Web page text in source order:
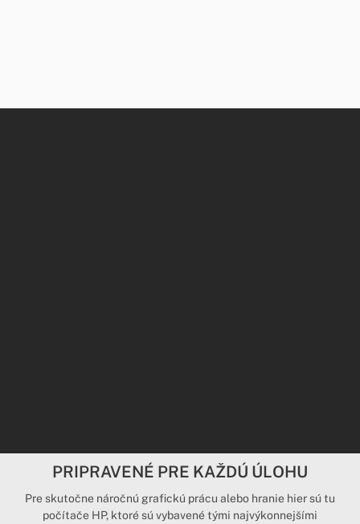
PRIPRAVENÉ PRE KAŽDÚ ÚLOHU
Pre skutočne náročnú grafickú prácu alebo hranie hier sú tu
počítače HP, ktoré sú vybavené tými najvýkonnejšími